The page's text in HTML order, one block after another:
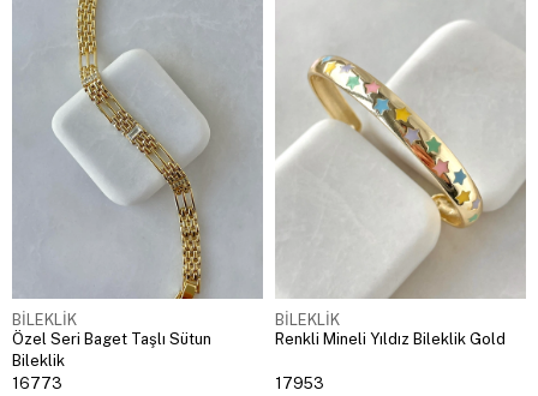
BİLEKLİK
Özel Seri Baget Taşlı Sütun
Bileklik
16773
BİLEKLİK
Renkli Mineli Yıldız Bileklik Gold
17953